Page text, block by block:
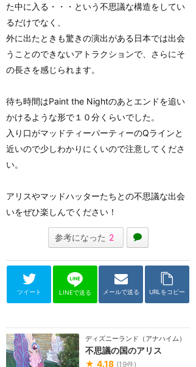
た中に入る・・・という不思議な構造をしてい
るだけでなく、
外に出たときも驚きの演出がある日本では出会
うことのできないアトラクションで、さらにそ
の長さを感じられます。
待ち時間はPaint the Nightのあとエンドを追い
かけるような形で１０分くらいでした。
入り口がマッドティーパーティーのQラインと
近いので少しわかりにくいので注意してくださ
い。
アリスやマッドハッターたちとの不思議な出会
いをぜひ楽しんでください！
参考になった 2
ツイート LINEで送る メールで送る URLをコピー
ディズニーランド（アナハイム）
不思議の国のアリス
★ 4.18 (19件)